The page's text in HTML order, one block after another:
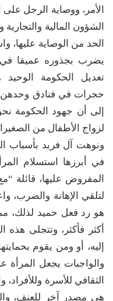
الأمر، ووصاية الرجل
الشؤون المالية
الحد من الوصاية عليها،
يضرب بجذوره عميقا في
تعديل الحكومة الوحيد
حجرات في فنادق وحدهن
إلى أن جهود الحكومة
لزواج الأطفال من
ونوهت آل فريد بأسباب
في أبرزها استسلام
المفروض عليها، قائلة
لتلقي الإهانة والضرب،
هو رد فعل حميد لذلك،
أكثر فأكثر، وتتجلى هذه
إليه، أو ومن يقوم
والواجبات يجعل
الثقافي للأسرة وللأفراد،
هي مصدر آخر للعنف،